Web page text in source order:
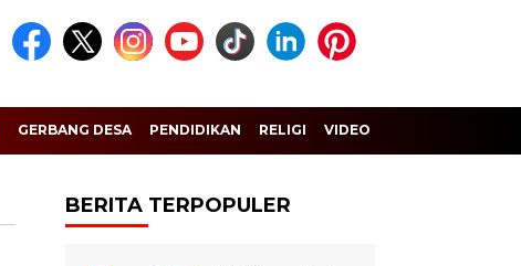
GERBANG DESA PENDIDIKAN RELIGI VIDEO
BERITA TERPOPULER